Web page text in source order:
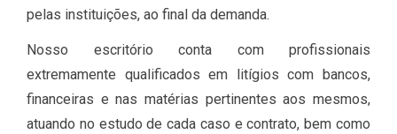
pelas instituições, ao final da demanda.
Nosso escritório conta com profissionais
extremamente qualificados em litígios com bancos,
financeiras e nas matérias pertinentes aos mesmos,
atuando no estudo de cada caso e contrato, bem como